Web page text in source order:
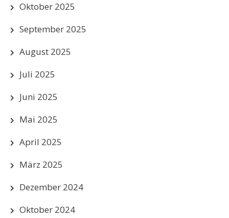
Oktober 2025
September 2025
August 2025
Juli 2025
Juni 2025
Mai 2025
April 2025
März 2025
Dezember 2024
Oktober 2024